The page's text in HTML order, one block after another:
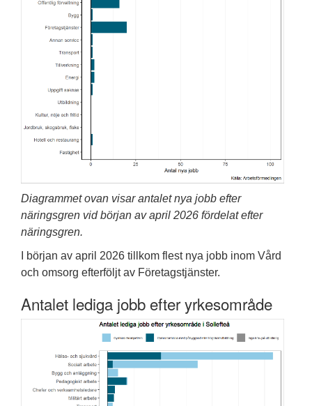
Diagrammet ovan visar antalet nya jobb efter
näringsgren vid början av april 2026 fördelat efter
näringsgren.
I början av april 2026 tillkom flest nya jobb inom Vård
och omsorg efterföljt av Företagstjänster.
Antalet lediga jobb efter yrkesområde